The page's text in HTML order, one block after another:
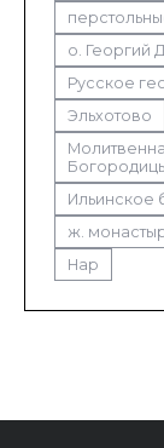
о. Георгий
Русское
Эльхотово
Ильинское
ж.
Нар